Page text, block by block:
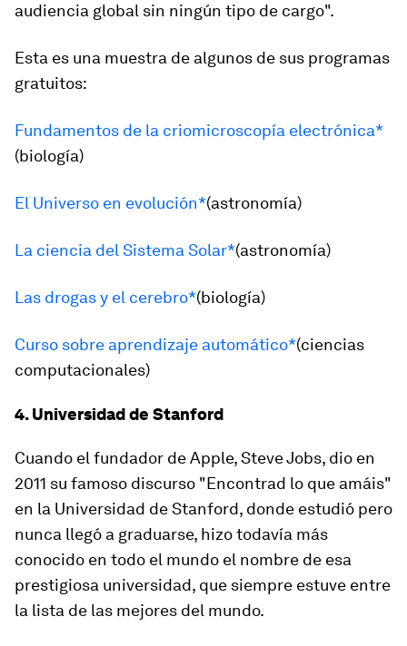
audiencia global sin ningún tipo de cargo".
Esta es una muestra de algunos de sus programas
gratuitos:
Fundamentos de la criomicroscopía electrónica*
(biología)
El Universo en evolución*(astronomía)
La ciencia del Sistema Solar*(astronomía)
Las drogas y el cerebro*(biología)
Curso sobre aprendizaje automático*(ciencias
computacionales)
4. Universidad de Stanford
Cuando el fundador de Apple, Steve Jobs, dio en
2011 su famoso discurso "Encontrad lo que amáis"
en la Universidad de Stanford, donde estudió pero
nunca llegó a graduarse, hizo todavía más
conocido en todo el mundo el nombre de esa
prestigiosa universidad, que siempre estuve entre
la lista de las mejores del mundo.